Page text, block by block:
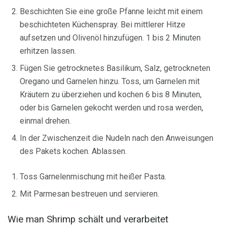
Beschichten Sie eine große Pfanne leicht mit einem
beschichteten Küchenspray. Bei mittlerer Hitze
aufsetzen und Olivenöl hinzufügen. 1 bis 2 Minuten
erhitzen lassen.
Fügen Sie getrocknetes Basilikum, Salz, getrockneten
Oregano und Garnelen hinzu. Toss, um Garnelen mit
Kräutern zu überziehen und kochen 6 bis 8 Minuten,
oder bis Garnelen gekocht werden und rosa werden,
einmal drehen.
In der Zwischenzeit die Nudeln nach den Anweisungen
des Pakets kochen. Ablassen.
Toss Garnelenmischung mit heißer Pasta.
Mit Parmesan bestreuen und servieren.
Wie man Shrimp schält und verarbeitet